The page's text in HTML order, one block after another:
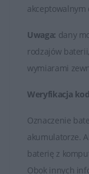
Baterie HP,
Po pewnej
zacząć tracić
czasu
W przypadku
utrzymania
można ją
oryginalne
konkretnymi
akceptowalnym
Uwaga: dany
rodzajów
wymiarami
Weryfikacja
Oznaczenie
akumulatorze.
baterię z
Obok innych